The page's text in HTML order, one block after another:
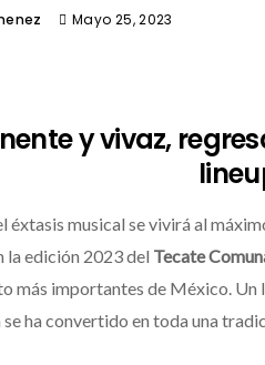
Mayo 25, 2023
y vivaz,
éxtasis musical se vivirá al
la edición 2023 del Tecate
más importantes de México. Un
se ha convertido en toda una